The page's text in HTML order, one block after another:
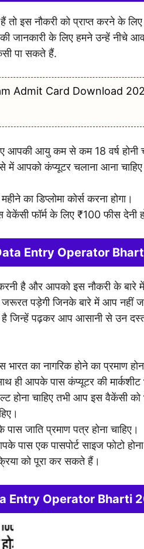
तो इस नौकरी को प्राप्त करने के
जानकारी के लिए हमने उन्हें नीचे
पा सकते हैं.
Card Download 2023-
आयु कम से कम 18 वर्ष होनी
ऐसे में आपको कंप्यूटर चलाना आना
का डिप्लोमा कोर्स करना होगा।
फॉर्म के लिए ₹100 फीस देनी
Entry Operator
है और आपको इस नौकरी के बारे में
पड़ेगी जिनके बारे में आप नहीं
है जिन्हें पढ़कर आप आसानी से उन
का नागरिक होने का प्रमाण
ही आपके पास कंप्यूटर की मार्कशीट
होना चाहिए तभी आप इस वैकेंसी
जाति प्रमाण पत्र होना चाहिए।
पास एक पासपोर्ट साइज फोटो
को पूरा कर सकते हैं।
Entry Operator Bharti